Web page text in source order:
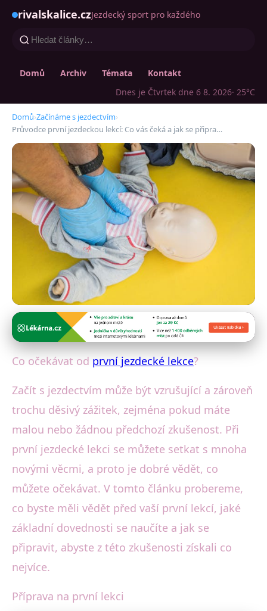
rivalskalice.czJezdecký sport pro každého
Domů Archiv Témata
Kontakt
Dnes je Čtvrtek dne 6 8. 2026· 25°C
Domů›Začínáme s jezdectvím›
Průvodce první jezdeckou lekcí: Co vás čeká a jak se připra…
Začínáme s jezdectvím
Průvodce první jezdeckou
připravit?
Co očekávat od první jezdecké lekce?
Začít s jezdectvím může být vzrušující a zároveň
trochu děsivý zážitek, zejména pokud máte
malou nebo žádnou předchozí zkušenost. Při
první jezdecké lekci se můžete setkat s mnoha
novými věcmi, a proto je dobré vědět, co
můžete očekávat. V tomto článku probereme,
co byste měli vědět před vaší první lekcí, jaké
základní dovednosti se naučíte a jak se
připravit, abyste z této zkušenosti získali co
nejvíce.
Příprava na první lekci